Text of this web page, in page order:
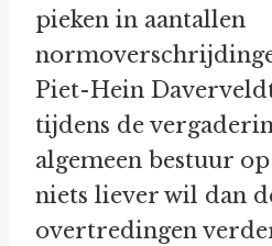
pieken in aantallen
Piet-Hein
tijdens de
algemeen bestuur
niets liever wil dan
overtredingen